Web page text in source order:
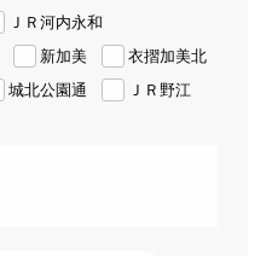
ＪＲ河内永和
新加美
衣摺加美北
城北公園通 ＪＲ野江